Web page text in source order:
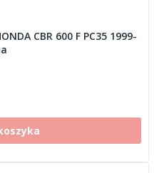
CBR 600 F PC35 1999-